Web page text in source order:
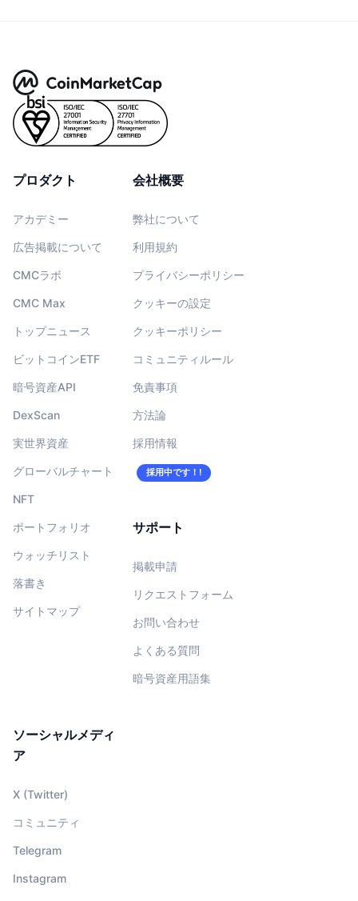
プロダクト
アカデミー
広告掲載について
CMCラボ
CMC Max
トップニュース
ビットコインETF
暗号資産API
DexScan
実世界資産
グローバルチャート
NFT
ポートフォリオ
ウォッチリスト
落書き
サイトマップ
会社概要
弊社について
利用規約
プライバシーポリシー
クッキーの設定
クッキーポリシー
コミュニティルール
免責事項
方法論
採用情報
採用中です！!
サポート
掲載申請
リクエストフォーム
お問い合わせ
よくある質問
暗号資産用語集
ソーシャルメディ
ア
X (Twitter)
コミュニティ
Telegram
Instagram